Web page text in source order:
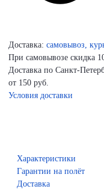
Доставка: самовывоз,
При самовывозе скидка
Доставка по Санкт-
от 150 руб.
Условия доставки
Характеристики
Гарантии на полёт
Доставка